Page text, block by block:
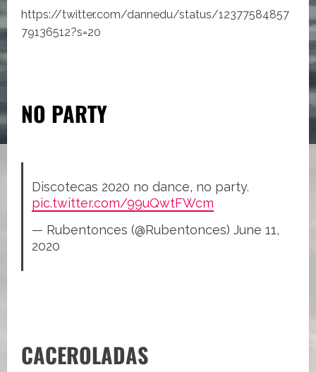
https://twitter.com/dannedu/status/12377584857
79136512?s=20
NO PARTY
Discotecas 2020 no dance, no party.
pic.twitter.com/99uQwtFWcm
— Rubentonces (@Rubentonces) June 11,
2020
CACEROLADAS